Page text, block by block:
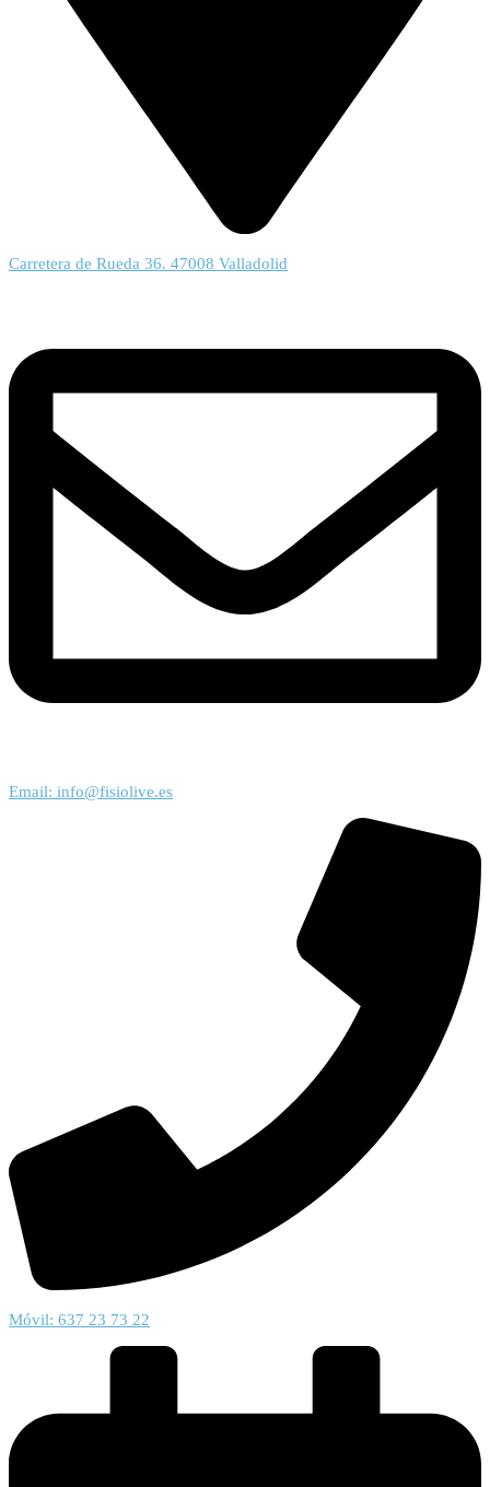
Carretera de Rueda 36. 47008 Valladolid
Email: info@fisiolive.es
Móvil: 637 23 73 22